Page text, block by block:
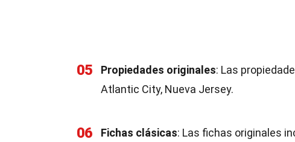
05 Propiedades originales: Las
Atlantic City, Nueva Jersey.
06 Fichas clásicas: Las fichas originales